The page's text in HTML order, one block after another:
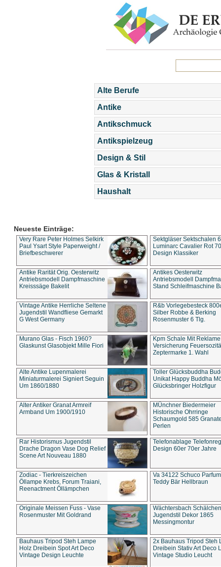
Alte Berufe
Antike
Antikschmuck
Antikspielzeug
Design & Stil
Glas & Kristall
Haushalt
Neueste Einträge:
Very Rare Peter Holmes Selkirk
Paul Ysart Style Paperweight /
Briefbeschwerer
Sektgläser Sektschalen
Luminarc Cavalier Rot
Design Klassiker
Antike Rarität Orig. Oesterwitz
Antriebsmodell Dampfmaschine
Kreisssäge Bakelit
Antikes Oesterwitz
Antriebsmodell
Stand Schleifmaschine
Vintage Antike Herrliche Seltene
Jugendstil Wandfliese Gemarkt
G West Germany
R&b Vorlegebesteck
Silber Robbe & Berking
Rosenmuster 6 Tlg.
Murano Glas - Fisch 1960?
Glaskunst Glasobjekt Mille Fiori
Kpm Schale Mit Reklame
Versicherung
Zeptermarke 1. Wahl
Alte Antike Lupenmalerei
Miniaturmalerei Signiert Seguin
Um 1860/1880
Toller Glücksbuddha
Unikat Happy Buddha
Glücksbringer Holzfigur
Alter Antiker Granat Armreif
Armband Um 1900/1910
MÜnchner Biedermeier
Historische Ohrringe
Schaumgold 585
Perlen
Rar Historismus Jugendstil
Drache Dragon Vase Dog Relief
Scene Art Nouveau 1880
Telefonablage
Design 60er 70er Jahre
Zodiac - Tierkreiszeichen
Öllampe Krebs, Forum Traiani,
Reenactment Öllämpchen
Va 34122 Schuco
Teddy Bär Hellbraun
Originale Meissen Fuss - Vase
Rosenmuster Mit Goldrand
Wächtersbach Schälchen
Jugendstil Dekor 1865
Messingmontur
Bauhaus Tripod Steh Lampe
Holz Dreibein Spot Art Deco
Vintage Design Leuchte
2x Bauhaus Tripod Steh
Dreibein Stativ Art Deco
Vintage Studio Leucht